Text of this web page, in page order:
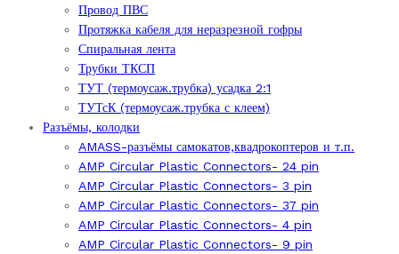
Провод ПВС
Протяжка кабеля для неразрезной гофры
Спиральная лента
Трубки ТКСП
ТУТ (термоусаж.трубка) усадка 2:1
ТУТсК (термоусаж.трубка с клеем)
Разъёмы, колодки
AMASS-разъёмы самокатов,квадрокоптеров и т.п.
AMP Circular Plastic Connectors- 24 pin
AMP Circular Plastic Connectors- 3 pin
AMP Circular Plastic Connectors- 37 pin
AMP Circular Plastic Connectors- 4 pin
AMP Circular Plastic Connectors- 9 pin